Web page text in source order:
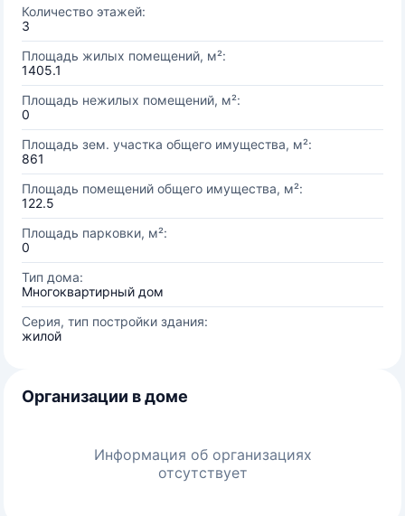
Количество этажей:
3
Площадь жилых помещений, м²:
1405.1
Площадь нежилых помещений, м²:
0
Площадь зем. участка общего имущества, м²:
861
Площадь помещений общего имущества, м²:
122.5
Площадь парковки, м²:
0
Тип дома:
Многоквартирный дом
Серия, тип постройки здания:
жилой
Организации в доме
Информация об организациях
отсутствует